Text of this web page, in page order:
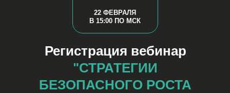
Регистрация вебинар
"СТРАТЕГИИ
БЕЗОПАСНОГО РОСТА
22 ФЕВРАЛЯ
В 15:00 ПО МСК